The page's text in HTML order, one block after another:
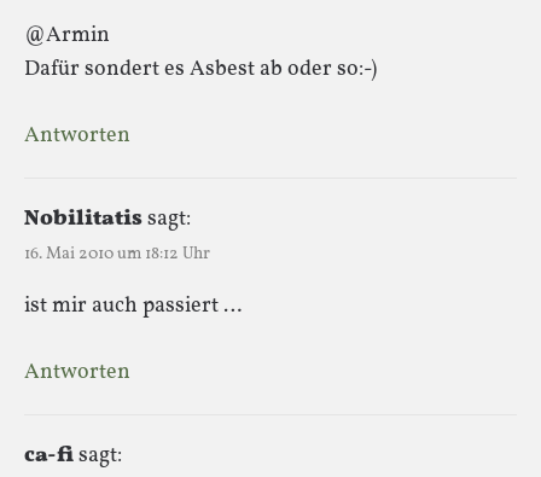
@Armin
Dafür sondert es Asbest ab oder so:-)
Antworten
Nobilitatissagt:
16. Mai 2010 um 18:12 Uhr
ist mir auch passiert …
Antworten
ca-fisagt: